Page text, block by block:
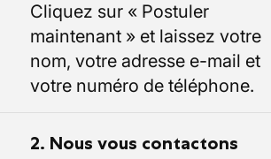
Cliquez sur « Postuler
maintenant » et laissez votre
nom, votre adresse e-mail et
votre numéro de téléphone.
2. Nous vous contactons